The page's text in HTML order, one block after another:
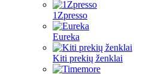
1Zpresso
Eureka
Kiti prekių ženklai